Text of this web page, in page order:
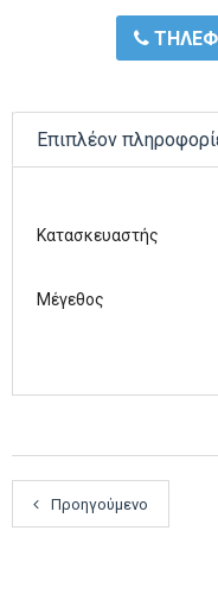
Επιπλέον
Κατασκευαστής
Μέγεθος
Προηγούμενο